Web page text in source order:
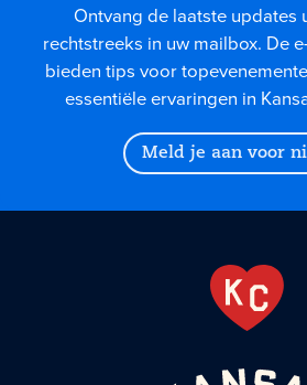
Ontvang de laatste updates
rechtstreeks in uw mailbox. De
bieden tips voor
essentiële ervaringen in
Meld je aan voor